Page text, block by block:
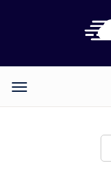
Categories